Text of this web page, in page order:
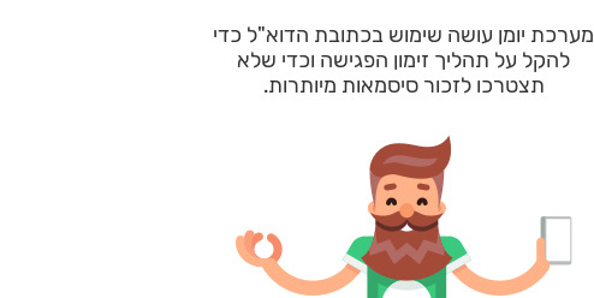
מערכת יומן עושה שימוש בכתובת הדוא"ל כדי
להקל על תהליך זימון הפגישה וכדי שלא
תצטרכו לזכור סיסמאות מיותרות.